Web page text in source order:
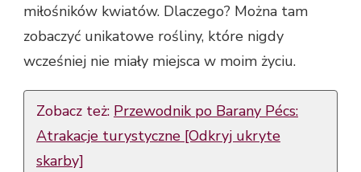
miłośników kwiatów. Dlaczego? Można tam
zobaczyć unikatowe rośliny, które nigdy
wcześniej nie miały miejsca w moim życiu.
Zobacz też: Przewodnik po Barany Pécs:
Atrakacje turystyczne [Odkryj ukryte
skarby]